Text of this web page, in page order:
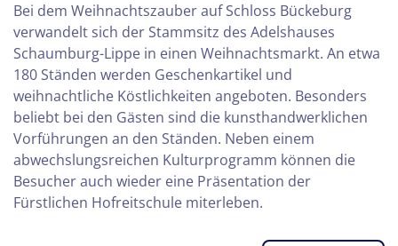
Bei dem Weihnachtszauber auf Schloss Bückeburg
verwandelt sich der Stammsitz des Adelshauses
Schaumburg-Lippe in einen Weihnachtsmarkt. An etwa
180 Ständen werden Geschenkartikel und
weihnachtliche Köstlichkeiten angeboten. Besonders
beliebt bei den Gästen sind die kunsthandwerklichen
Vorführungen an den Ständen. Neben einem
abwechslungsreichen Kulturprogramm können die
Besucher auch wieder eine Präsentation der
Fürstlichen Hofreitschule miterleben.